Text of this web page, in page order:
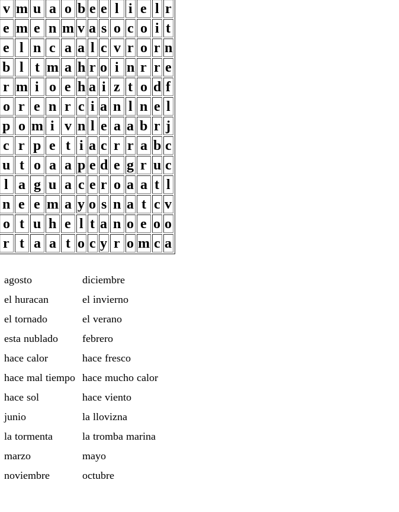
v m u a o b e e l i e l r
e m e n m v a s o c o i t
e l n c a a l c v r o r n
b l t m a h r o i n r r e
r m i o e h a i z t o d f
o r e n r c i a n l n e l
p o m i v n l e a a b r j
c r p e t i a c r r a b c
u t o a a p e d e g r u c
l a g u a c e r o a a t l
n e e m a y o s n a t c v
o t u h e l t a n o e o o
r t a a t o c y r o m c a
agosto
diciembre
el huracan
el invierno
el tornado
el verano
esta nublado
febrero
hace calor
hace fresco
hace mal tiempo hace mucho calor
hace sol
hace viento
junio
la llovizna
la tormenta
la tromba marina
marzo
mayo
noviembre
octubre